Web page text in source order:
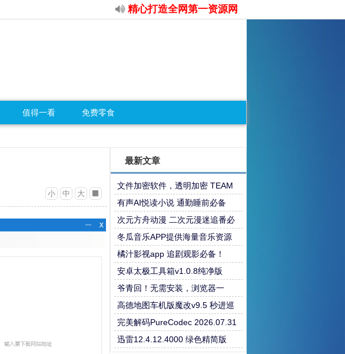
精心打造全网第一资源网
值得一看 免费零食
小 中 大
最新文章
文件加密软件，透明加密 TEAM
版，适合团队和个人
有声AI悦读小说 通勤睡前必备
次元方舟动漫 二次元漫迷追番必
备
冬瓜音乐APP提供海量音乐资源
橘汁影视app 追剧观影必备！
安卓太极工具箱v1.0.8纯净版
爷青回！无需安装，浏览器一
键“复活”Windows
高德地图车机版魔改v9.5 秒进巡
航 开天空视角 保时捷字体
完美解码PureCodec 2026.07.31
迅雷12.4.12.4000 绿色精简版